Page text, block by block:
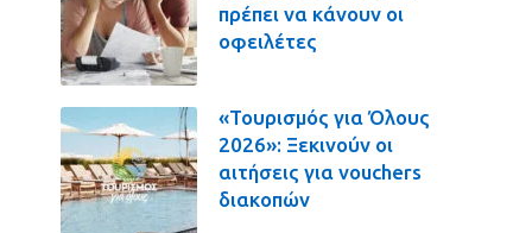
πρέπει να κάνουν οι
οφειλέτες
«Τουρισμός για Όλους
2026»: Ξεκινούν οι
αιτήσεις για vouchers
διακοπών